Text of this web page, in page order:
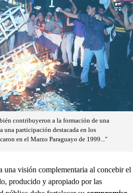
contribuyeron a la formación de una
una participación destacada en los
en el Marzo Paraguayo de 1999..."
una visión complementaria al concebir el
producido y apropiado por las